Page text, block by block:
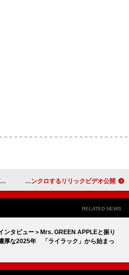
BE:FIRST「Stay Strong」×映画『WIND BREAKER』がシンクロするリリックビデオ公開
RELATED NEWS
ンタビュー＞Mrs. GREEN APPLEと振り
厚な2025年 「ライラック」から始まっ